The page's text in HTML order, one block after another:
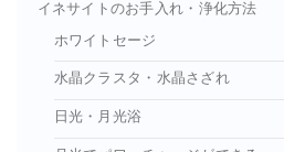
イネサイトのお手入れ・浄化方法
ホワイトセージ
水晶クラスタ・水晶さざれ
日光・月光浴